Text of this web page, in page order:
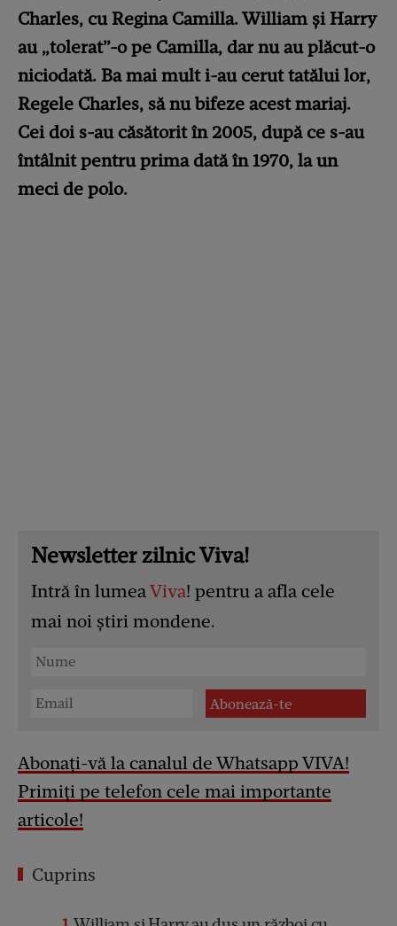
Charles, cu Regina Camilla. William și Harry
au „tolerat”-o pe Camilla, dar nu au plăcut-o
niciodată. Ba mai mult i-au cerut tatălui lor,
Regele Charles, să nu bifeze acest mariaj.
Cei doi s-au căsătorit în 2005, după ce s-au
întâlnit pentru prima dată în 1970, la un
meci de polo.
Newsletter zilnic Viva!
Intră în lumeaViva! pentru a afla cele
mai noi știri mondene.
Abonați-vă la canalul de Whatsapp VIVA!
Primiți pe telefon cele mai importante
articole!
Cuprins